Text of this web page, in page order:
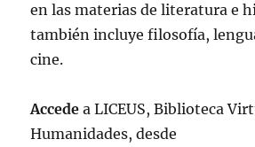
en las materias de literatura e
también incluye filosofía,
cine.
Accedea LICEUS, Biblioteca
Humanidades, desde